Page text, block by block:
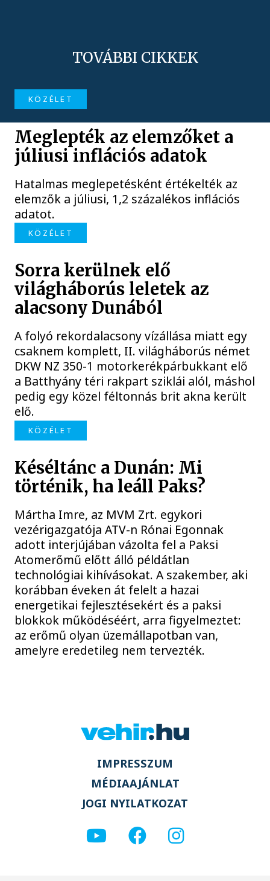
TOVÁBBI CIKKEK
KÖZÉLET
Meglepték az elemzőket a
júliusi inflációs adatok
Hatalmas meglepetésként értékelték az
elemzők a júliusi, 1,2 százalékos inflációs
adatot.
KÖZÉLET
Sorra kerülnek elő
világháborús leletek az
alacsony Dunából
A folyó rekordalacsony vízállása miatt egy
csaknem komplett, II. világháborús német
DKW NZ 350-1 motorkerékpárbukkant elő
a Batthyány téri rakpart sziklái alól, máshol
pedig egy közel féltonnás brit akna került
elő.
KÖZÉLET
Késéltánc a Dunán: Mi
történik, ha leáll Paks?
Mártha Imre, az MVM Zrt. egykori
vezérigazgatója ATV-n Rónai Egonnak
adott interjújában vázolta fel a Paksi
Atomerőmű előtt álló példátlan
technológiai kihívásokat. A szakember, aki
korábban éveken át felelt a hazai
energetikai fejlesztésekért és a paksi
blokkok működéséért, arra figyelmeztet:
az erőmű olyan üzemállapotban van,
amelyre eredetileg nem tervezték.
IMPRESSZUM
MÉDIAAJÁNLAT
JOGI NYILATKOZAT